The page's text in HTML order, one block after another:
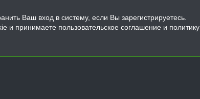
Ваш вход в систему, если Вы зарегистрируетесь.
и принимаете пользовательское соглашение и политику